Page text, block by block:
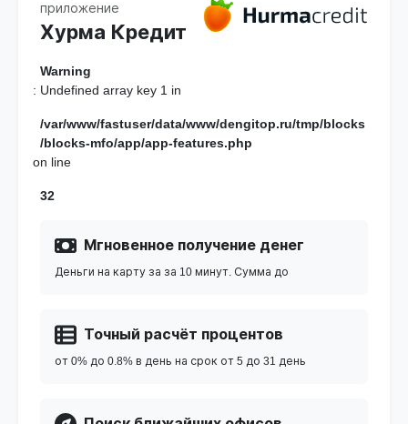
приложение
Хурма Кредит
Warning
: Undefined array key 1 in
/var/www/fastuser/data/www/dengitop.ru/tmp/blocks
/blocks-mfo/app/app-features.php
on line
32
Мгновенное получение денег
Деньги на карту за за 10 минут. Сумма до
Точный расчёт процентов
от 0% до 0.8% в день на срок от 5 до 31 день